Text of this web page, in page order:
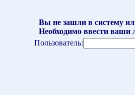
Вы не зашли в систему
Необходимо ввести ваши
Пользователь: